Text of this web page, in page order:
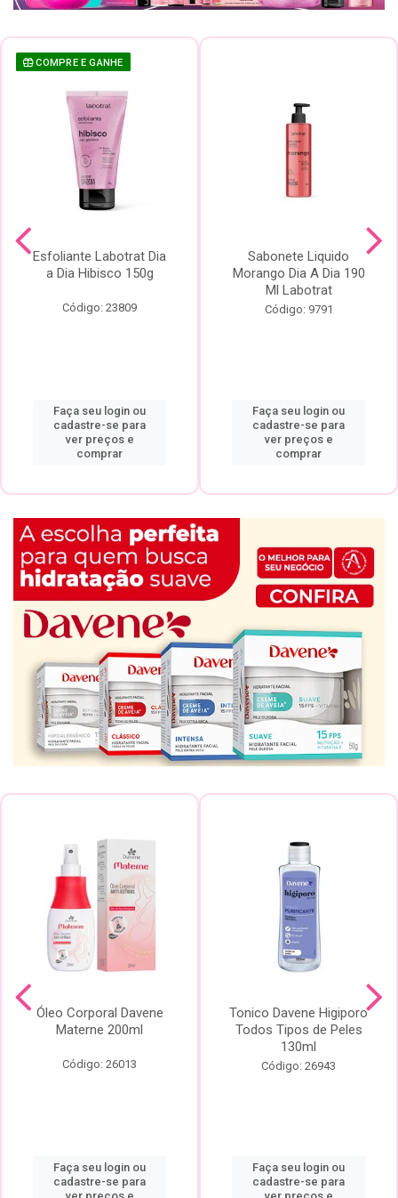
COMPRE E GANHE
Esfoliante Labotrat Dia
a Dia Hibisco 150g
Código: 23809
Faça seu login ou
cadastre-se para
ver preços e
comprar
Sabonete Liquido
Morango Dia A Dia 190
Ml Labotrat
Código: 9791
Faça seu login ou
cadastre-se para
ver preços e
comprar
Óleo Corporal Davene
Materne 200ml
Código: 26013
Faça seu login ou
cadastre-se para
Tonico Davene Higiporo
Todos Tipos de Peles
130ml
Código: 26943
Faça seu login ou
cadastre-se para